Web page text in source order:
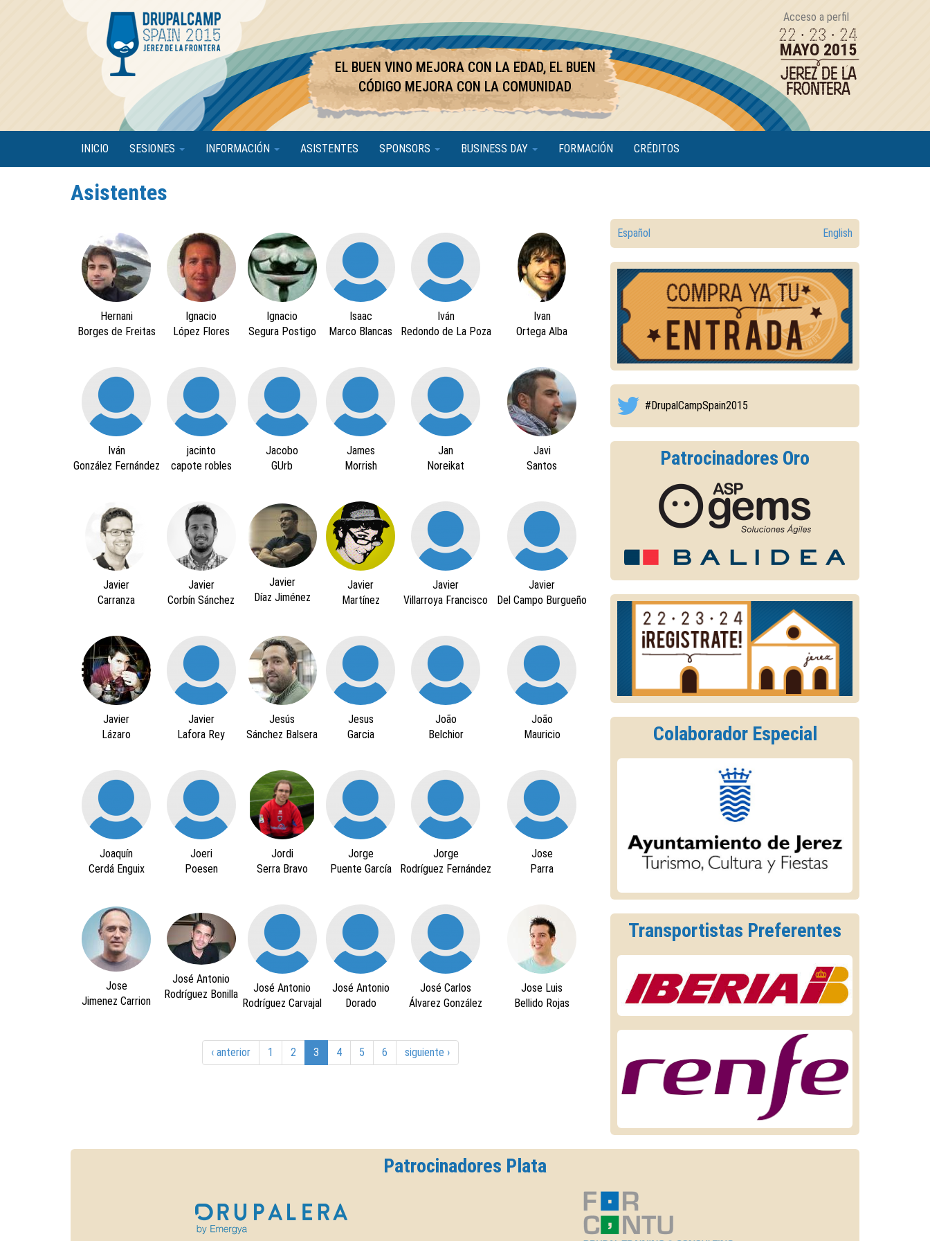
EL BUEN VINO MEJORA CON LA EDAD, EL BUEN
CÓDIGO MEJORA CON LA COMUNIDAD
Acceso a perfil
22 · 23 · 24
MAYO 2015
JEREZ DE LA
FRONTERA
INICIO SESIONES INFORMACIÓN ASISTENTES SPONSORS BUSINESS DAY FORMACIÓN CRÉDITOS
Asistentes
Hernani
Borges de Freitas
Ignacio
López Flores
Ignacio
Segura Postigo
Isaac
Marco Blancas
Iván
Redondo de La Poza
Ivan
Ortega Alba
Iván
González Fernández
jacinto
capote robles
Jacobo
GUrb
James
Morrish
Jan
Noreikat
Javi
Santos
Javier
Carranza
Javier
Corbín Sánchez
Javier
Díaz Jiménez
Javier
Martínez
Javier
Villarroya Francisco
Javier
Del Campo Burgueño
Javier
Lázaro
Javier
Lafora Rey
Jesús
Sánchez Balsera
Jesus
Garcia
João
Belchior
João
Mauricio
Joaquín
Cerdá Enguix
Joeri
Poesen
Jordi
Serra Bravo
Jorge
Puente García
Jorge
Rodríguez Fernández
Jose
Parra
Jose
Jimenez Carrion
José Antonio
Rodríguez Bonilla
José Antonio
Rodríguez Carvajal
José Antonio
Dorado
José Carlos
Álvarez González
Jose Luis
Bellido Rojas
‹ anterior 1 2 3 4 5 6 siguiente ›
English
Español
#DrupalCampSpain2015
Patrocinadores Oro
Colaborador Especial
Transportistas Preferentes
Patrocinadores Plata